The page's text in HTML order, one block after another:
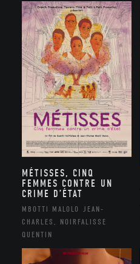
MÉTISSES, CINQ
FEMMES CONTRE UN
CRIME D’ÉTAT
MBOTTI MALOLO JEAN-
CHARLES, NOIRFALISSE
QUENTIN